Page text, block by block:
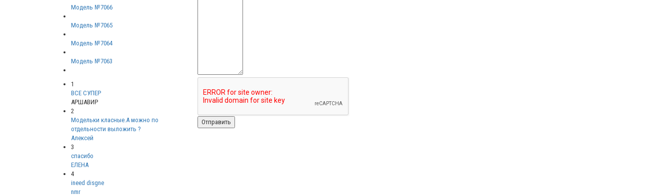
Модель №7066
Модель №7065
Модель №7064
Модель №7063
1
ВСЕ СУПЕР
АРШАВИР
2
Модельки класные.А можно по
отдельности выложить ?
Алексей
3
спасибо
ЕЛЕНА
4
ineed disgne
nmr